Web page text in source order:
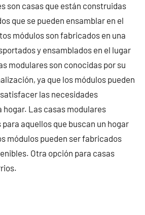
son casas que están construidas
que se pueden ensamblar en el
módulos son fabricados en una
y ensamblados en el lugar
modulares son conocidas por su
ya que los módulos pueden
las necesidades
hogar. Las casas modulares
aquellos que buscan un hogar
módulos pueden ser fabricados
Otra opción para casas